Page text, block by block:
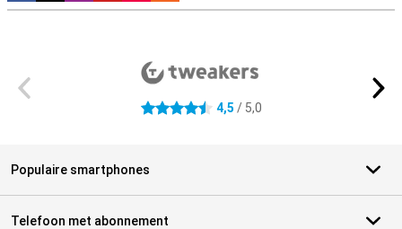
4.5 sterren 4,5 / 5,0
Populaire smartphones
Telefoon met abonnement